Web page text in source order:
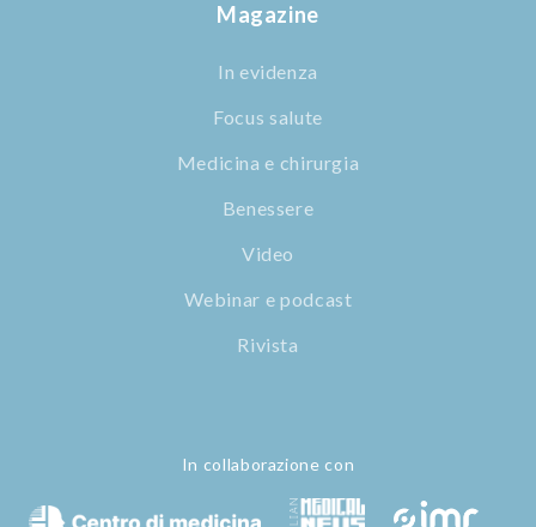
Magazine
In evidenza
Focus salute
Medicina e chirurgia
Benessere
Video
Webinar e podcast
Rivista
In collaborazione con